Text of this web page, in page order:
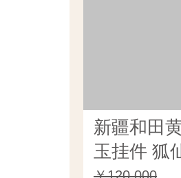
新疆和田
玉挂件 狐